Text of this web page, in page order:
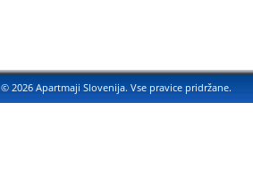
© 2026 Apartmaji Slovenija. Vse pravice pridržane.